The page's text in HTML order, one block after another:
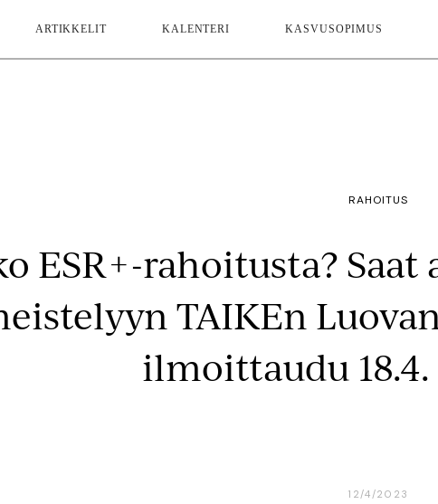
ARTIKKELIT KALENTERI KASVUSOPIMUS
RAHOITUS
ESR+-rahoitusta?
TAIKEn
ilmoittaudu 18.4.
12/4/2023